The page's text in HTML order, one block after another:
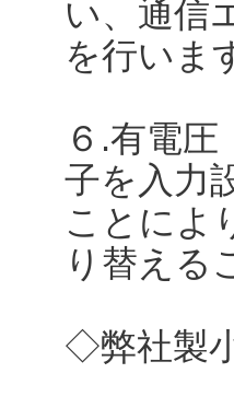
い、通信
を行いま
６.有電
子を入力
ことによ
り替える
◇弊社製